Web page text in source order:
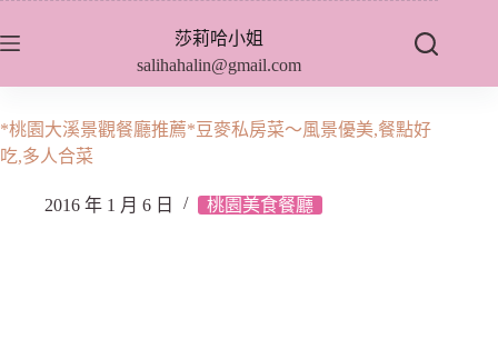
至
內
容
莎莉哈小姐
salihahalin@gmail.com
*桃園大溪景觀餐廳推薦*豆麥私房菜～風景優美,餐點好
吃,多人合菜
2016 年 1 月 6 日 桃園美食餐廳